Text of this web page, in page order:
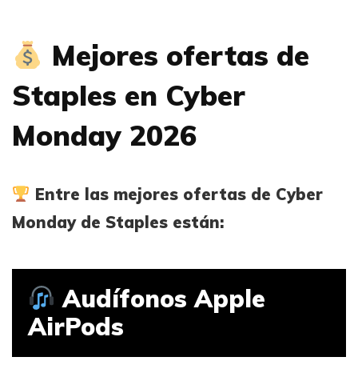
Mejores ofertas de
Staples en Cyber
Monday 2026
Entre las mejores ofertas de Cyber
Monday de Staples están:
Audífonos Apple
AirPods